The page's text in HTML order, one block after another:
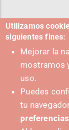
Utilizamos
siguientes fines:
Mejorar la
mostramos
uso.
Puedes
tu